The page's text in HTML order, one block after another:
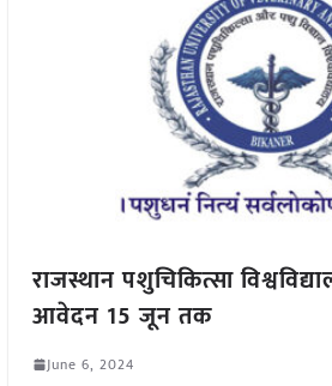
राजस्थान पशुचिकित्सा
आवेदन 15 जून तक
June 6, 2024